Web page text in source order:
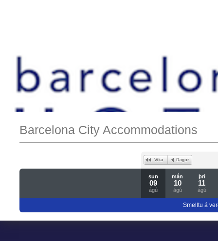
Barcelona City Accommodations
sun
09
ágú
mán
10
ágú
þri
11
ágú
Smelltu á